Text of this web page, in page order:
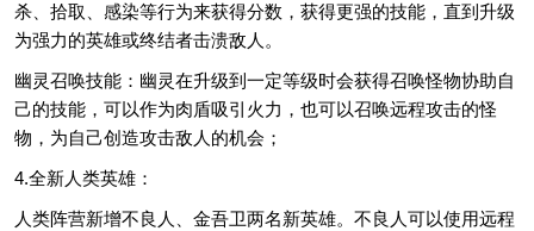
杀、拾取、感染等行为来获得分数，获得更强的技能，直到升级
为强力的英雄或终结者击溃敌人。
幽灵召唤技能：幽灵在升级到一定等级时会获得召唤怪物协助自
己的技能，可以作为肉盾吸引火力，也可以召唤远程攻击的怪
物，为自己创造攻击敌人的机会；
4.全新人类英雄：
人类阵营新增不良人、金吾卫两名新英雄。不良人可以使用远程